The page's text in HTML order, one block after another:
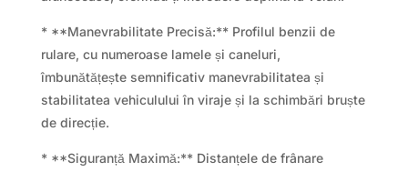
* **Manevrabilitate Precisă:** Profilul benzii de
rulare, cu numeroase lamele și caneluri,
îmbunătățește semnificativ manevrabilitatea și
stabilitatea vehiculului în viraje și la schimbări bruște
de direcție.
* **Siguranță Maximă:** Distanțele de frânare